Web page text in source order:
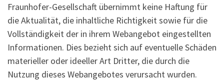
Fraunhofer-Gesellschaft übernimmt keine Haftung für
die Aktualität, die inhaltliche Richtigkeit sowie für die
Vollständigkeit der in ihrem Webangebot eingestellten
Informationen. Dies bezieht sich auf eventuelle Schäden
materieller oder ideeller Art Dritter, die durch die
Nutzung dieses Webangebotes verursacht wurden.